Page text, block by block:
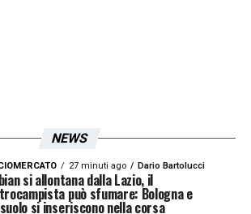
collaborato al mio
alla Lazio Women un futuro
e soddisfazioni, di
NEWS
27 minuti ago Dario Bartolucci
si allontana dalla Lazio, il
può sfumare: Bologna e
si inseriscono nella corsa